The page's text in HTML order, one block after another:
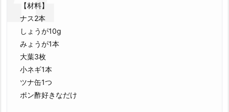
【材料】
ナス2本
しょうが10g
みょうが1本
大葉3枚
小ネギ1本
ツナ缶1つ
ポン酢好きなだけ